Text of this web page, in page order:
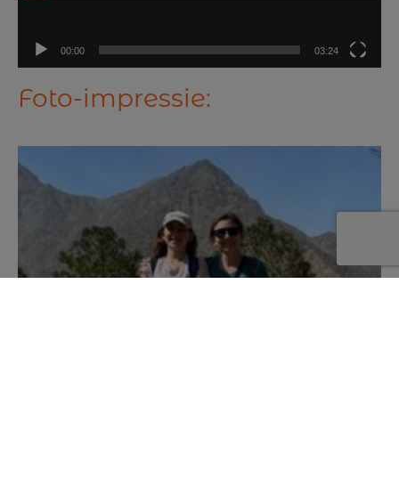
00:00 03:24
Foto-impressie: